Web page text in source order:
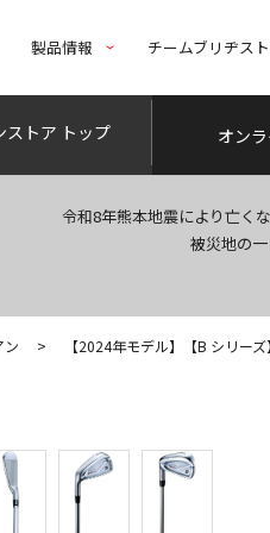
製品情報 チームブリヂス
ストア トップ オン
令和8年熊本地震により亡く
被災地の
ン > 【2024年モデル】【B シリー